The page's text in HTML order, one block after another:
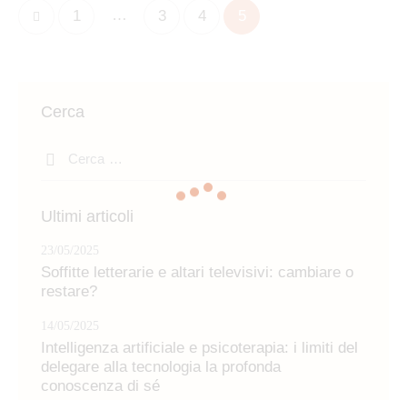
Paginazione
Page
1 … Page
3 Page
4
Cerca
Ultimi articoli
23/05/2025
Soffitte letterarie e altari televisivi: cambiare o
restare?
14/05/2025
Intelligenza artificiale e psicoterapia: i limiti del
delegare alla tecnologia la profonda
conoscenza di sé